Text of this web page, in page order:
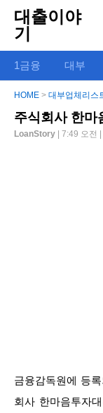
대출이야
기
1금융 대부
HOME > 대부업체리스
주식회사 한마
LoanStory | 7:49 오전
금융감독원에 등
회사 한마음투자